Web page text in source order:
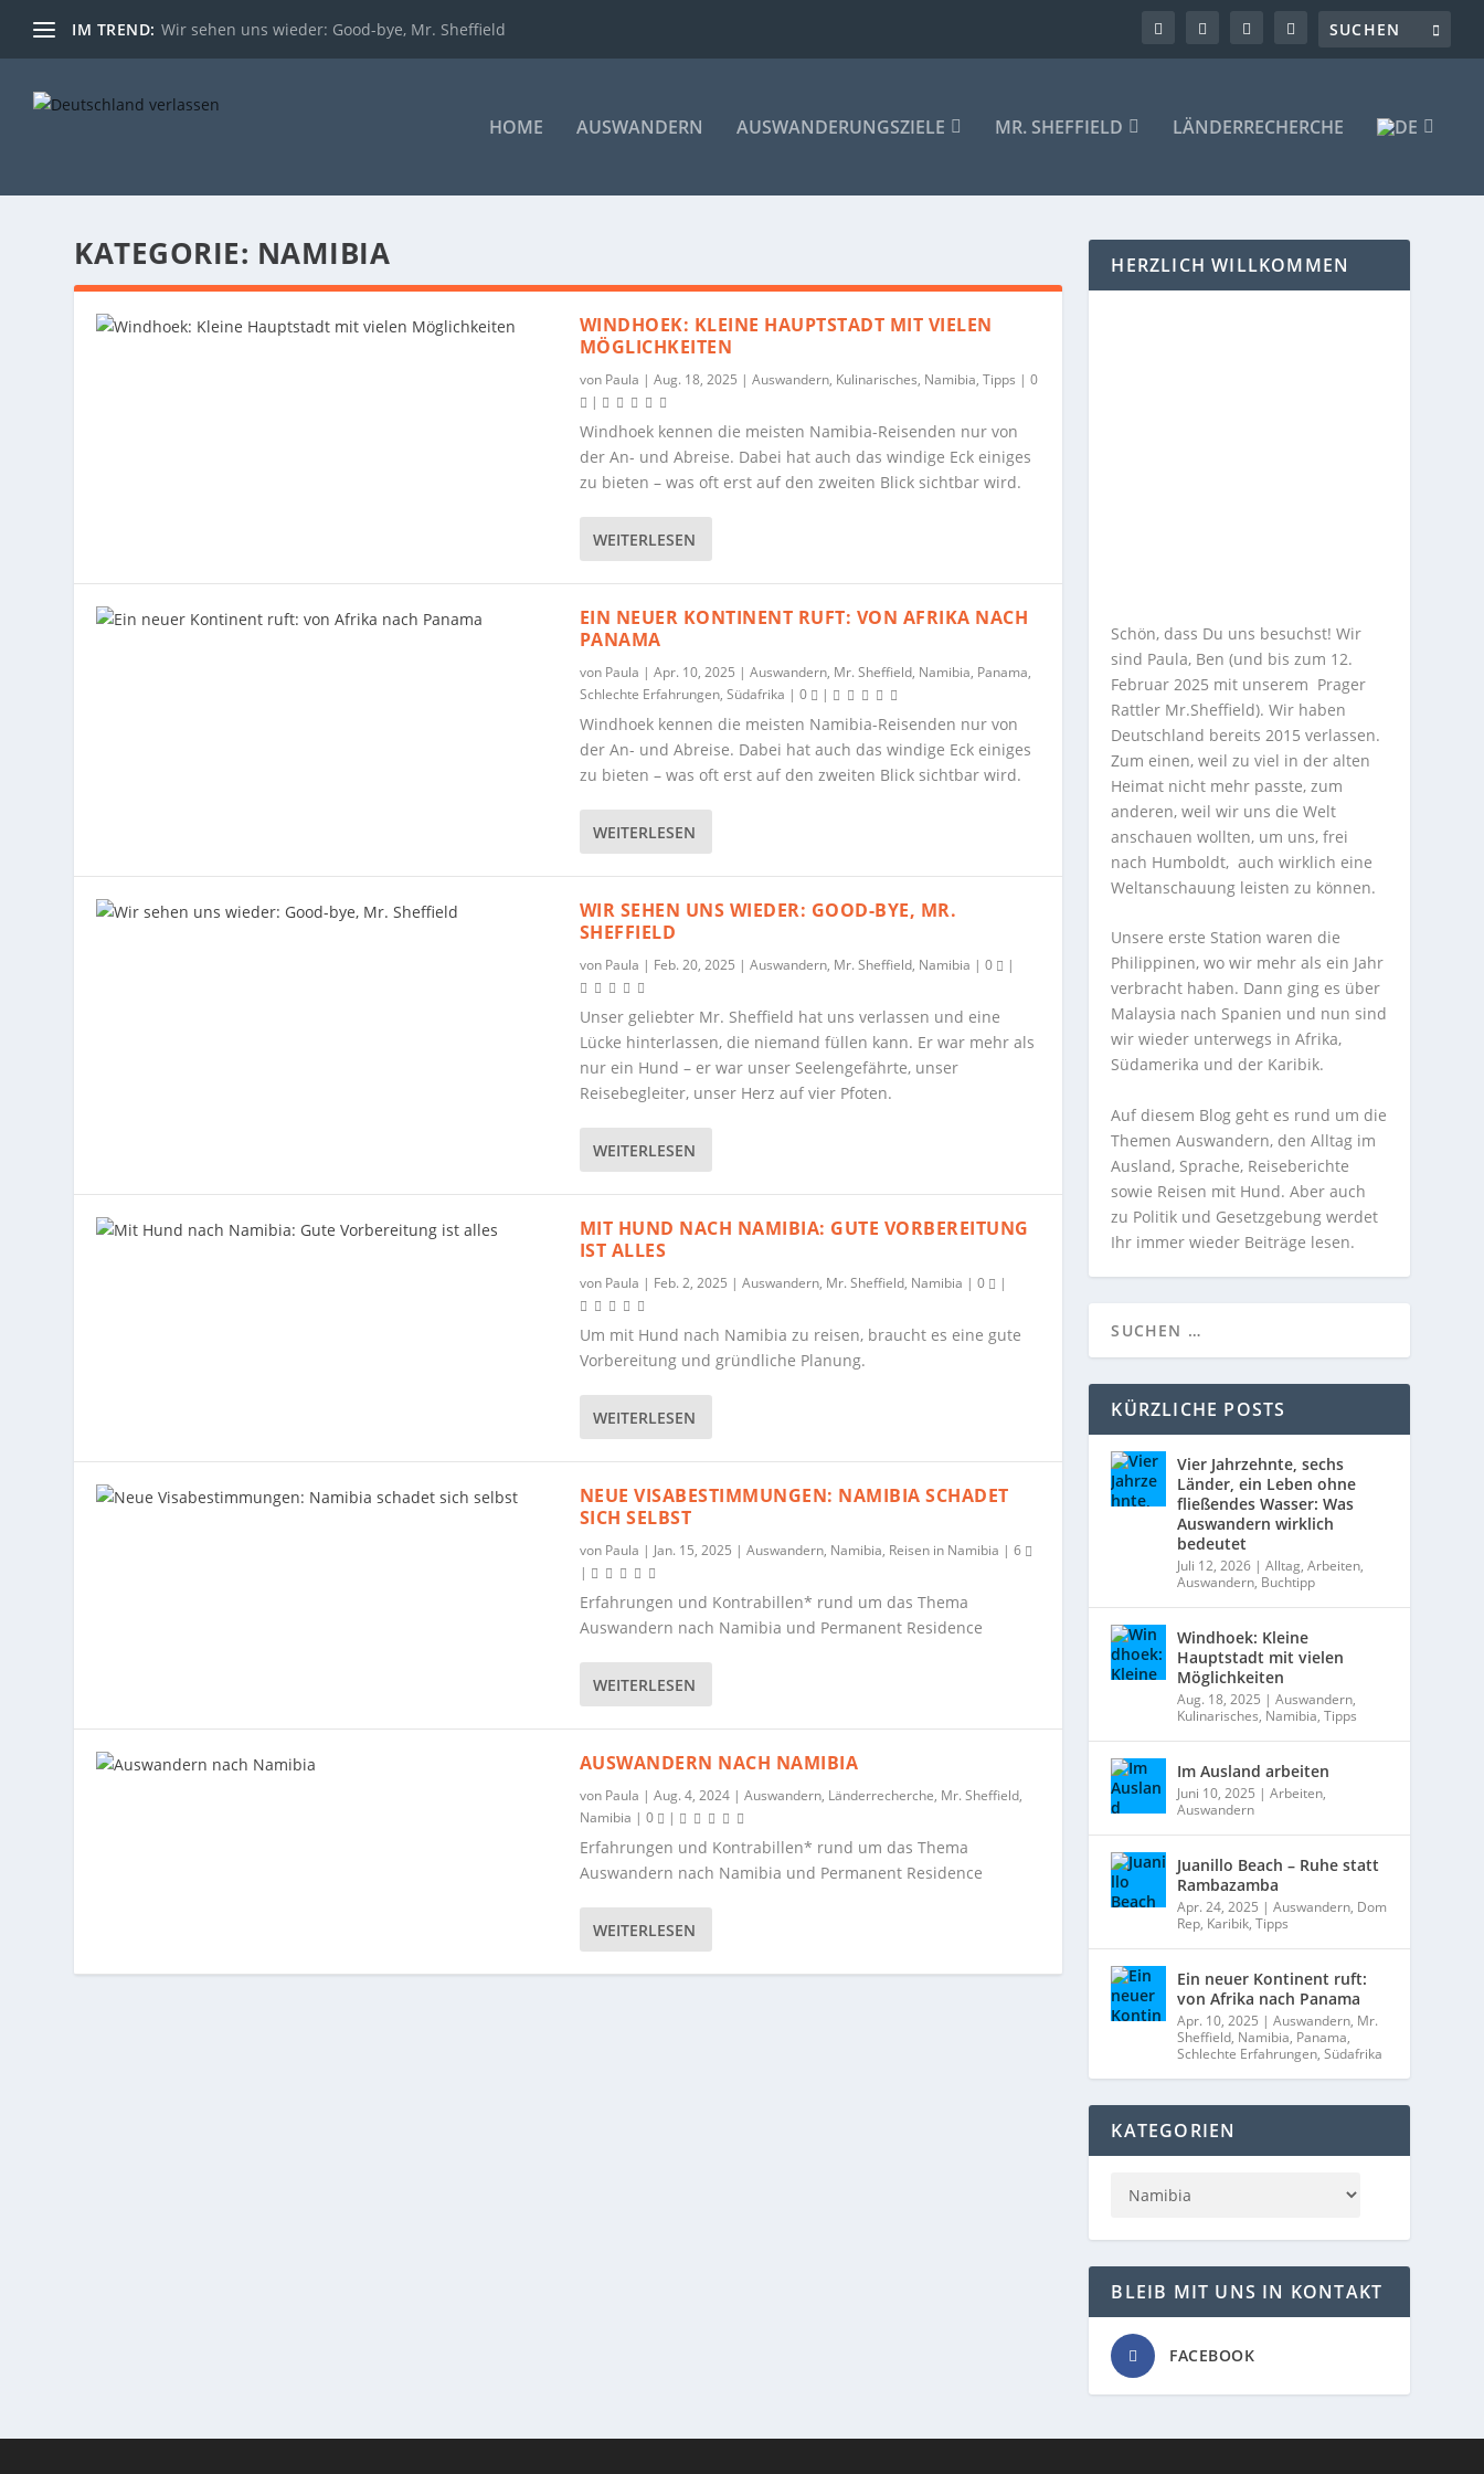
IM TREND: Wir sehen uns wieder: Good-bye, Mr. Sheffield
HOME AUSWANDERN AUSWANDERUNGSZIELE MR. SHEFFIELD LÄNDERRECHERCHE
KATEGORIE: NAMIBIA
WINDHOEK: KLEINE HAUPTSTADT MIT VIELEN
MÖGLICHKEITEN
von Paula | Aug. 18, 2025 | Auswandern, Kulinarisches, Namibia, Tipps | 0
|
Windhoek kennen die meisten Namibia-Reisenden nur von
der An- und Abreise. Dabei hat auch das windige Eck einiges
zu bieten – was oft erst auf den zweiten Blick sichtbar wird.
WEITERLESEN
EIN NEUER KONTINENT RUFT: VON AFRIKA NACH
PANAMA
von Paula | Apr. 10, 2025 | Auswandern, Mr. Sheffield, Namibia, Panama,
Schlechte Erfahrungen, Südafrika | 0 |
Windhoek kennen die meisten Namibia-Reisenden nur von
der An- und Abreise. Dabei hat auch das windige Eck einiges
zu bieten – was oft erst auf den zweiten Blick sichtbar wird.
WEITERLESEN
WIR SEHEN UNS WIEDER: GOOD-BYE, MR.
SHEFFIELD
von Paula | Feb. 20, 2025 | Auswandern, Mr. Sheffield, Namibia | 0 |
Unser geliebter Mr. Sheffield hat uns verlassen und eine
Lücke hinterlassen, die niemand füllen kann. Er war mehr als
nur ein Hund – er war unser Seelengefährte, unser
Reisebegleiter, unser Herz auf vier Pfoten.
WEITERLESEN
MIT HUND NACH NAMIBIA: GUTE VORBEREITUNG
IST ALLES
von Paula | Feb. 2, 2025 | Auswandern, Mr. Sheffield, Namibia | 0 |
Um mit Hund nach Namibia zu reisen, braucht es eine gute
Vorbereitung und gründliche Planung.
WEITERLESEN
NEUE VISABESTIMMUNGEN: NAMIBIA SCHADET
SICH SELBST
von Paula | Jan. 15, 2025 | Auswandern, Namibia, Reisen in Namibia | 6
|
Erfahrungen und Kontrabillen* rund um das Thema
Auswandern nach Namibia und Permanent Residence
WEITERLESEN
AUSWANDERN NACH NAMIBIA
von Paula | Aug. 4, 2024| Auswandern, Länderrecherche, Mr. Sheffield,
Namibia | 0 |
Erfahrungen und Kontrabillen* rund um das Thema
Auswandern nach Namibia und Permanent Residence
WEITERLESEN
HERZLICH WILLKOMMEN
Schön, dass Du uns besuchst! Wir
sind Paula, Ben (und bis zum 12.
Februar 2025 mit unserem Prager
Rattler Mr.Sheffield). Wir haben
Deutschland bereits 2015 verlassen.
Zum einen, weil zu viel in der alten
Heimat nicht mehr passte, zum
anderen, weil wir uns die Welt
anschauen wollten, um uns, frei
nach Humboldt, auch wirklich eine
Weltanschauung leisten zu können.
Unsere erste Station waren die
Philippinen, wo wir mehr als ein Jahr
verbracht haben. Dann ging es über
Malaysia nach Spanien und nun sind
wir wieder unterwegs in Afrika,
Südamerika und der Karibik.
Auf diesem Blog geht es rund um die
Themen Auswandern, den Alltag im
Ausland, Sprache, Reiseberichte
sowie Reisen mit Hund. Aber auch
zu Politik und Gesetzgebung werdet
Ihr immer wieder Beiträge lesen.
KÜRZLICHE POSTS
Vier Jahrzehnte, sechs
Länder, ein Leben ohne
fließendes Wasser: Was
Auswandern wirklich
bedeutet
Juli 12, 2026 |Alltag,Arbeiten,
Auswandern, Buchtipp
Windhoek: Kleine
Hauptstadt mit vielen
Möglichkeiten
Aug. 18, 2025 |Auswandern,
Kulinarisches, Namibia,Tipps
Im Ausland arbeiten
Juni 10, 2025 |Arbeiten,
Auswandern
Juanillo Beach – Ruhe statt
Rambazamba
Apr. 24, 2025 |Auswandern, Dom
Rep, Karibik,Tipps
Ein neuer Kontinent ruft:
von Afrika nach Panama
Apr. 10, 2025 |Auswandern, Mr.
Sheffield, Namibia, Panama,
Schlechte Erfahrungen,Südafrika
KATEGORIEN
BLEIB MIT UNS IN KONTAKT
FACEBOOK